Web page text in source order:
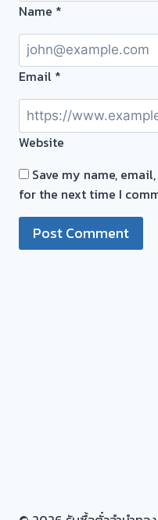
จ่าย
เงิน
ทัน
ต้อง
รอ
บริ
ไว
เชื่อ
Name *
Email *
Website
Save my name,
for the next time I